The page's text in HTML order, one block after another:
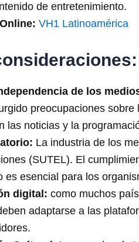
de entretenimiento.
VH1 Latinoamérica
de los
preocupaciones
las noticias y la
La industria de los
(SUTEL). El
es esencial para los
digital: como muchos
adaptarse a las